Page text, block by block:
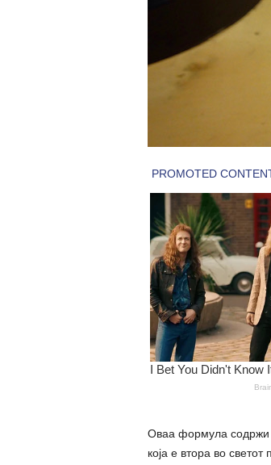
Оваа формула содржи
која е втора во